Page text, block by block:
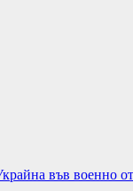
във военно